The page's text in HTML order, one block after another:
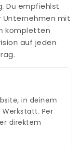
Du empfiehlst
Unternehmen mit
kompletten
auf jeden
in deinem
Werkstatt. Per
direktem